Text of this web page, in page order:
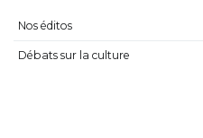
Nos éditos
Débats sur la culture